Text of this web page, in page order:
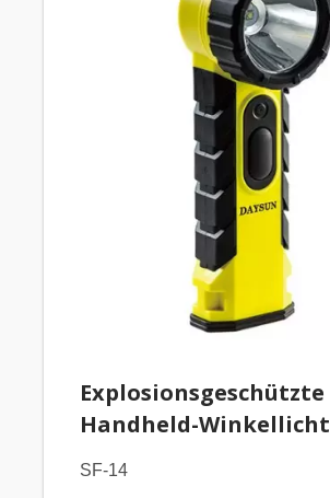
Explosionsgeschützte
Handheld-Winkellicht
SF-14